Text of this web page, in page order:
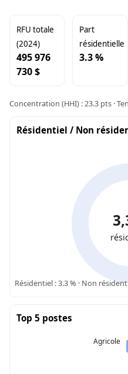
RFU totale
(2024)
495 976
730 $
Part
résidentielle
3.3 %
Concentration (HHI) : 23.3 pts ·
Résidentiel / Non
Résidentiel : 3.3 % · Non
Top 5 postes
Agricole